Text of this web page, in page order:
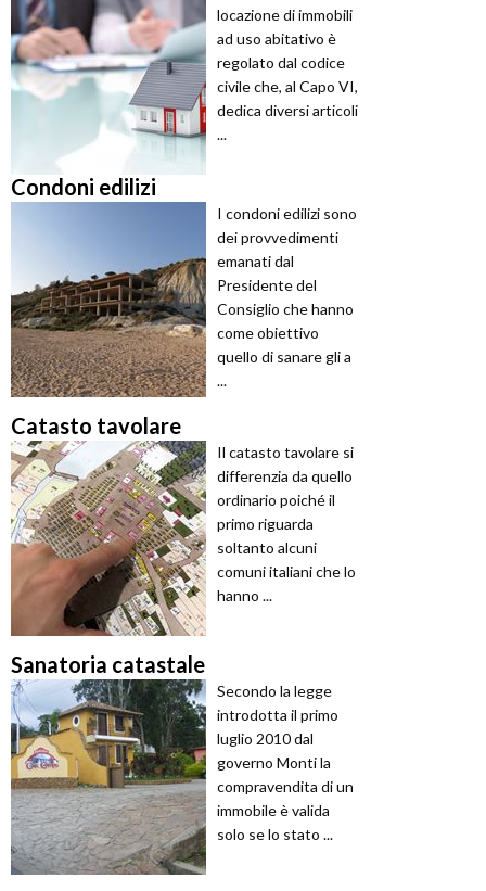
locazione di immobili
ad uso abitativo è
regolato dal codice
civile che, al Capo VI,
dedica diversi articoli
...
Condoni edilizi
I condoni edilizi sono
dei provvedimenti
emanati dal
Presidente del
Consiglio che hanno
come obiettivo
quello di sanare gli a
...
Catasto tavolare
Il catasto tavolare si
differenzia da quello
ordinario poiché il
primo riguarda
soltanto alcuni
comuni italiani che lo
hanno ...
Sanatoria catastale
Secondo la legge
introdotta il primo
luglio 2010 dal
governo Monti la
compravendita di un
immobile è valida
solo se lo stato ...